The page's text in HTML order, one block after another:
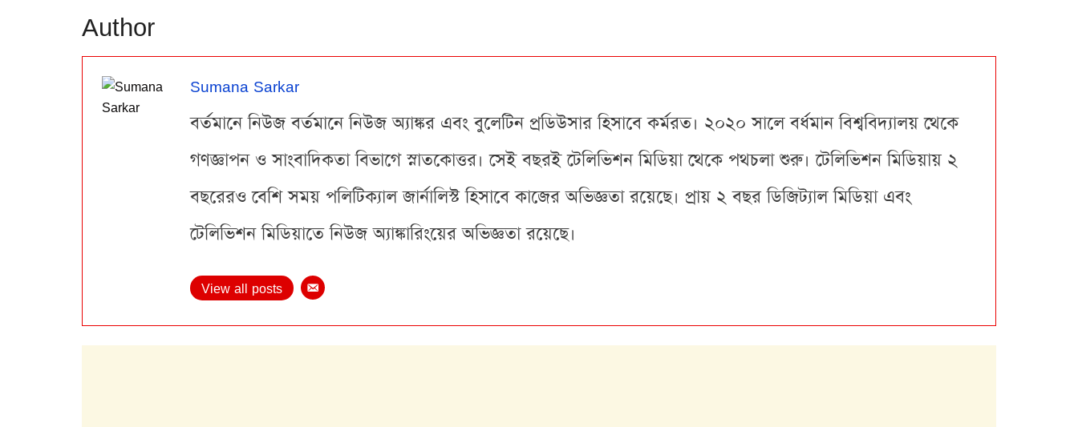
Author
Sumana Sarkar
বর্তমানে নিউজ বর্তমানে নিউজ অ্যাঙ্কর এবং বুলেটিন প্রডিউসার হিসাবে কর্মরত। ২০২০ সালে বর্ধমান বিশ্ববিদ্যালয় থেকে
গণজ্ঞাপন ও সাংবাদিকতা বিভাগে স্নাতকোত্তর। সেই বছরই টেলিভিশন মিডিয়া থেকে পথচলা শুরু। টেলিভিশন মিডিয়ায় ২
বছরেরও বেশি সময় পলিটিক্যাল জার্নালিস্ট হিসাবে কাজের অভিজ্ঞতা রয়েছে। প্রায় ২ বছর ডিজিট্যাল মিডিয়া এবং
টেলিভিশন মিডিয়াতে নিউজ অ্যাঙ্কারিংয়ের অভিজ্ঞতা রয়েছে।
View all posts